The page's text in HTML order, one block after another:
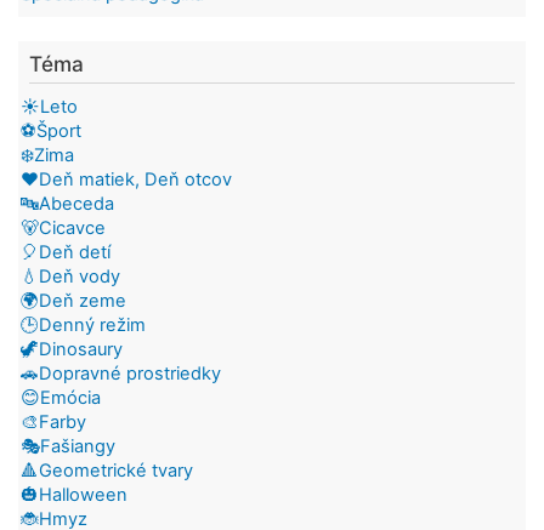
Téma
☀️Leto
⚽Šport
❄️Zima
❤️Deň matiek, Deň otcov
🔤Abeceda
🐻Cicavce
🎈Deň detí
💧Deň vody
🌍Deň zeme
🕒Denný režim
🦖Dinosaury
🚗Dopravné prostriedky
😊Emócia
🎨Farby
🎭Fašiangy
🔺Geometrické tvary
🎃Halloween
🐞Hmyz